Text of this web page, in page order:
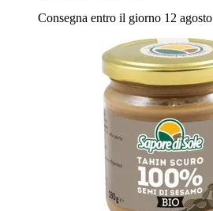
Consegna entro il giorno 12 agosto